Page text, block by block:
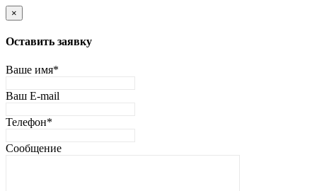
×
Оставить заявку
Ваше имя*
Ваш E-mail
Телефон*
Сообщение